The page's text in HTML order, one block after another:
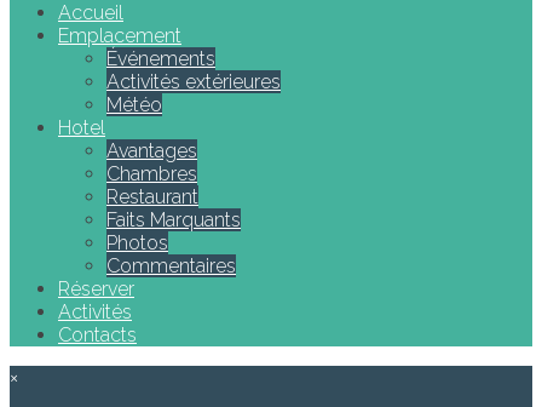
Accueil
Emplacement
Événements
Activités extérieures
Météo
Hotel
Avantages
Chambres
Restaurant
Faits Marquants
Photos
Commentaires
Réserver
Activités
Contacts
×